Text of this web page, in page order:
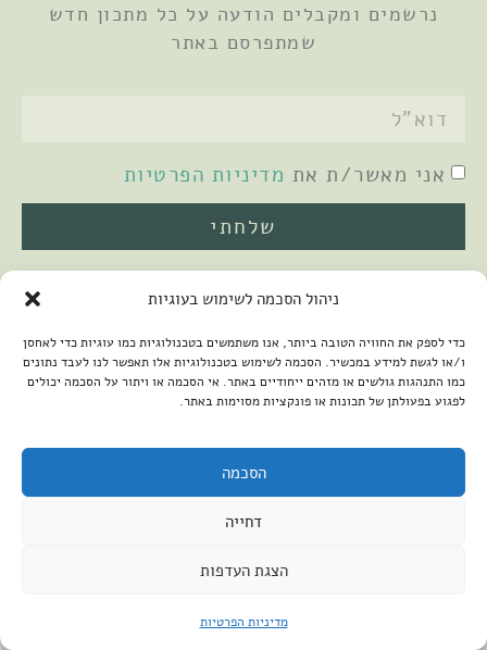
ניהול הסכמה לשימוש בעוגיות
כדי לספק את החוויה הטובה ביותר, אנו משתמשים בטכנולוגיות כמו עוגיות כדי לאחסן
ו/או לגשת למידע במכשיר. הסכמה לשימוש בטכנולוגיות אלו תאפשר לנו לעבד נתונים
כמו התנהגות גולשים או מזהים ייחודיים באתר. אי הסכמה או ויתור על הסכמה יכולים
לפגוע בפעולתן של תכונות או פונקציות מסוימות באתר.
הסכמה
דחייה
הצגת העדפות
מדיניות הפרטיות
נרשמים ומקבלים הודעה על כל מתכון חדש
שמתפרסם באתר
אני מאשר/ת את מדיניות הפרטיות
שלחתי
2026 © כל הזכויות שמורות למיכל שמיר
הצהרת נגישות